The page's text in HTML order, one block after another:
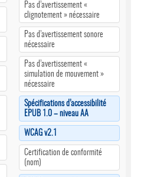
Pas d’avertissement «
clignotement » nécessaire
Pas d’avertissement sonore
nécessaire
Pas d’avertissement «
simulation de mouvement »
nécessaire
Spécifications d’accessibilité
EPUB 1.0 – niveau AA
WCAG v2.1
Certification de conformité
(nom)